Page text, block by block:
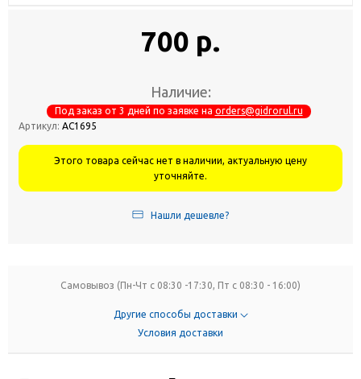
700 р.
Наличие:
Под заказ от 3 дней по заявке на orders@gidrorul.ru
Артикул: АС1695
Этого товара сейчас нет в наличии, актуальную цену
уточняйте.
Нашли дешевле?
Самовывоз (Пн-Чт с 08:30 -17:30, Пт с 08:30 - 16:00)
Другие способы доставки
Условия доставки